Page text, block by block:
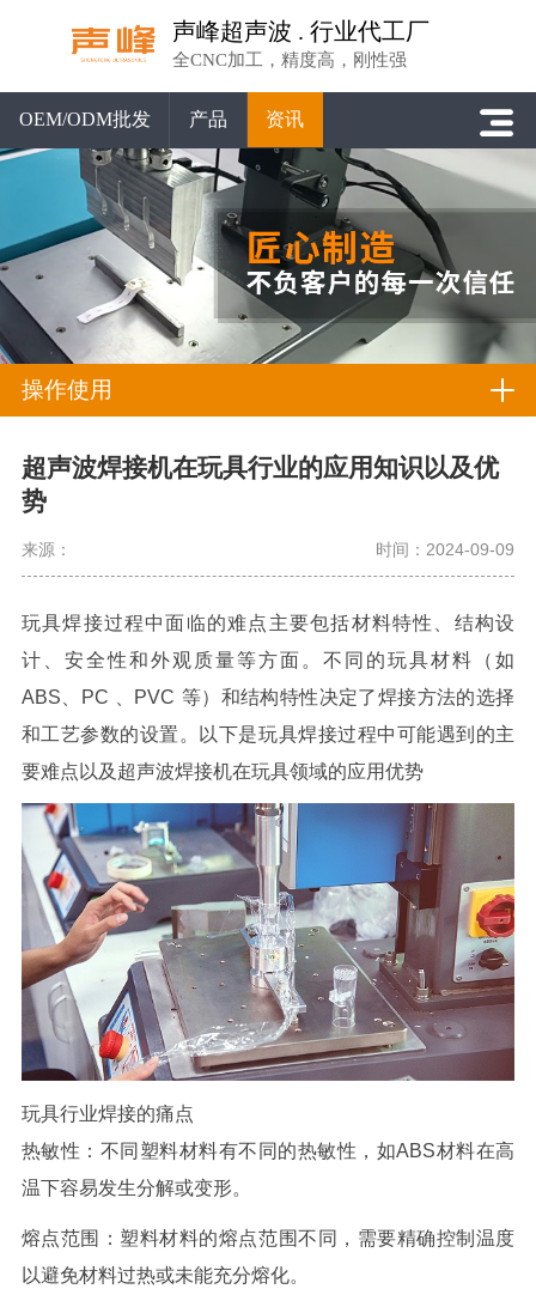
声峰超声波 . 行业代工厂
全CNC加工，精度高，刚性强
OEM/ODM批发 产品 资讯
操作使用
超声波焊接机在玩具行业的应用知识以及优
势
来源： 时间：2024-09-09
玩具焊接过程中面临的难点主要包括材料特性、结构设
计、安全性和外观质量等方面。不同的玩具材料（如
ABS
PC PVC 等）和结构特性决定了焊接方法的选择
和工艺参数的设置。以下是玩具焊接过程中可能遇到的主
要难点以及超声波焊接机在玩具领域的应用优势
玩具行业焊接的痛点
热敏性：不同塑料材料有不同的热敏性，如ABS材料在高
温下容易发生分解或变形。
熔点范围：塑料材料的熔点范围不同，需要精确控制温度
以避免材料过热或未能充分熔化。